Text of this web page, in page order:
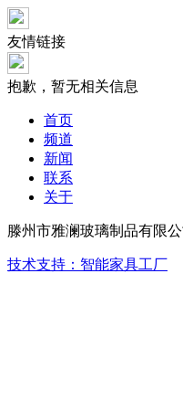
友情链接
抱歉，暂无相关信息
首页
频道
新闻
联系
关于
滕州市雅澜玻璃制品有限
技术支持：智能家具工厂